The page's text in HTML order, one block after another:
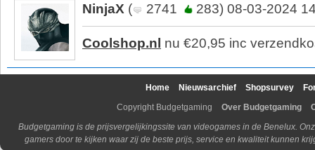
NinjaX ( 2741 283) 08-03-2024
Coolshop.nl nu €20,95 inc
Home Nieuwsarchief Shopsurvey
Copyright Budgetgaming
Over Budgetgaming
Budgetgaming is de prijsvergelijkingssite van videogames in de Benelux.
gamers door te kijken waar zij de beste prijs, service en kwaliteit kunnen